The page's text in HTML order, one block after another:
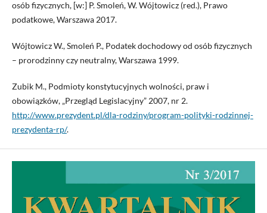
osób fizycznych, [w:] P. Smoleń, W. Wójtowicz (red.), Prawo
podatkowe, Warszawa 2017.
Wójtowicz W., Smoleń P., Podatek dochodowy od osób fizycznych
– prorodzinny czy neutralny, Warszawa 1999.
Zubik M., Podmioty konstytucyjnych wolności, praw i
obowiązków, „Przegląd Legislacyjny” 2007, nr 2.
http://www.prezydent.pl/dla-rodziny/program-polityki-rodzinnej-
prezydenta-rp/.